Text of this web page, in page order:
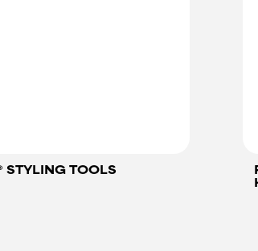
STYLING TOOLS